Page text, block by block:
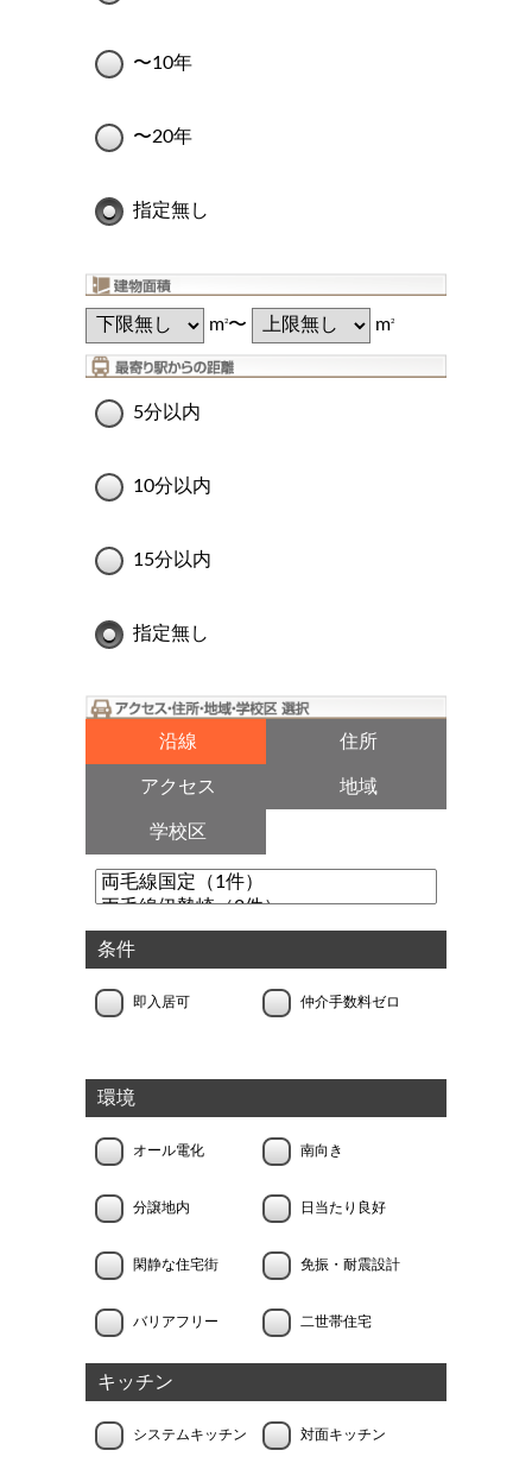
〜10年
〜20年
指定無し
m2〜 m2
5分以内
10分以内
15分以内
指定無し
沿線 住所
アクセス 地域
学校区
条件
即入居可 仲介手数料ゼロ
環境
オール電化 南向き
分譲地内 日当たり良好
閑静な住宅街 免振・耐震設計
バリアフリー 二世帯住宅
キッチン
システムキッチン 対面キッチン